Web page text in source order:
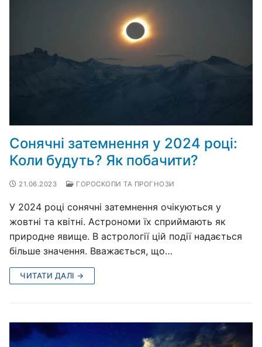
Сонячні затемнення у 2024 році:
Коли будуть? Як побачити?
21.06.2023 ГОРОСКОПИ ТА ПРОГНОЗИ
У 2024 році сонячні затемнення очікуються у
жовтні та квітні. Астрономи їх сприймають як
природне явище. В астрології цій події надається
більше значення. Вважається, що…
ЧИТАТИ ДАЛІ →